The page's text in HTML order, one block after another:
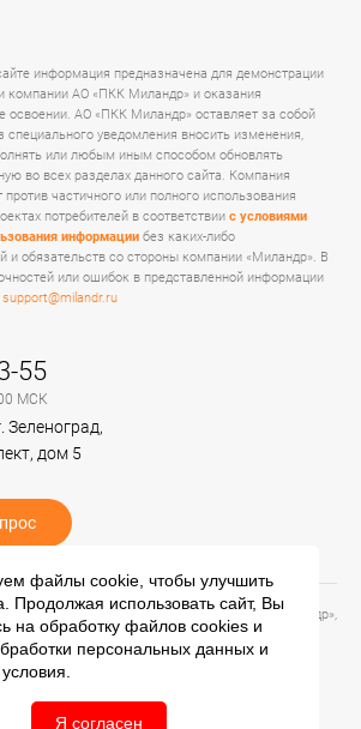
информация предназначена для демонстрации
компании АО «ПКК Миландр» и оказания
освоении. АО «ПКК Миландр» оставляет за собой
уведомления вносить изменения,
или любым иным способом обновлять
во всех разделах данного сайта. Компания
частичного или полного использования
потребителей в соответствии с условиями
информации без каких-либо
и обязательств со стороны компании «Миландр». В
или ошибок в представленной информации
support@milandr.ru
55
МСК
Зеленоград,
дом 5
технической поддержки ЦП ИС АО «ПКК Миландр»,
и использования информации
персональных данных
файлы cookie, чтобы улучшить
Продолжая использовать сайт, Вы
на обработку файлов cookies и
персональных данных и
Я согласен